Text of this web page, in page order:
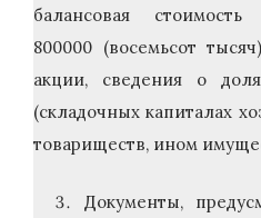
балансовая
800000 (восемьсот
акции, сведения о
(складочных капиталах
товариществ, ином
Документы,